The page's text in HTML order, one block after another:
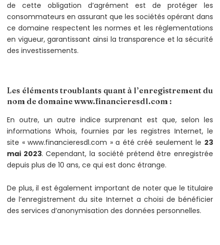
de cette obligation d’agrément est de protéger les
consommateurs en assurant que les sociétés opérant dans
ce domaine respectent les normes et les réglementations
en vigueur, garantissant ainsi la transparence et la sécurité
des investissements.
Les éléments troublants quant à l’enregistrement du
nom de domaine www.financieresdl.com :
En outre, un autre indice surprenant est que, selon les
informations Whois, fournies par les registres Internet, le
site « www.financieresdl.com » a été créé seulement le 23
mai 2023. Cependant, la société prétend être enregistrée
depuis plus de 10 ans, ce qui est donc étrange.
De plus, il est également important de noter que le titulaire
de l’enregistrement du site Internet a choisi de bénéficier
des services d’anonymisation des données personnelles.